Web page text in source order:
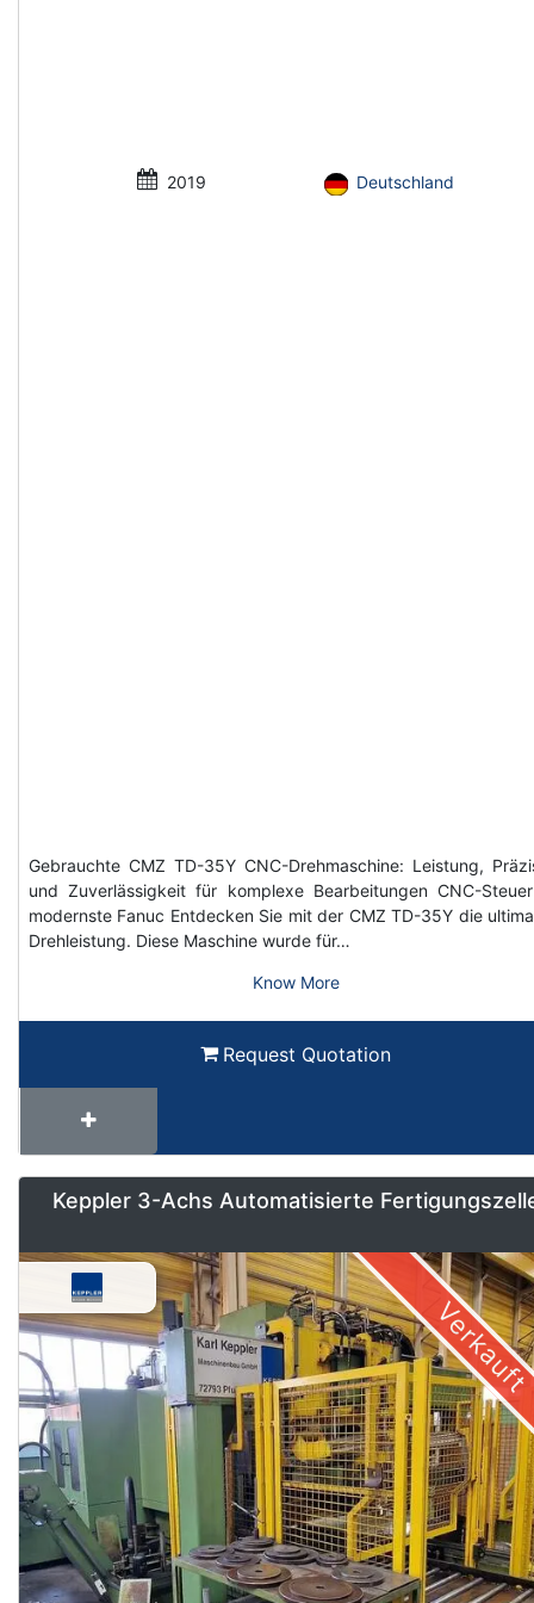
2019 Deutschland
Gebrauchte CMZ TD-35Y CNC-Drehmaschine: Leistung,
und Zuverlässigkeit für komplexe Bearbeitungen CNC-
modernste Fanuc Entdecken Sie mit der CMZ TD-35Y die
Drehleistung. Diese Maschine wurde für…
Know More
Request Quotation
Keppler 3-Achs Automatisierte
Verkauft